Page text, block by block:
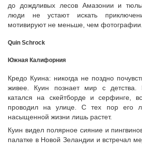
до дождливых лесов Амазонии и
люди не устают искать
мотивируют не меньше, чем фотографии.
Quin Schrock
Южная Калифорния
Кредо Куина: никогда не поздно
живее. Куин познает мир с детства.
катался на скейтборде и серфинге,
проводил на улице. С тех пор его
насыщенной жизни лишь растет.
Куин видел полярное сияние и
палатке в Новой Зеландии и встречал